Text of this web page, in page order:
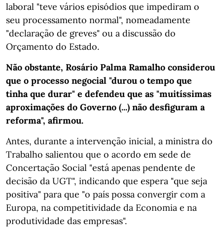
laboral "teve vários episódios que impediram o
seu processamento normal", nomeadamente
"declaração de greves" ou a discussão do
Orçamento do Estado.
Não obstante, Rosário Palma Ramalho considerou
que o processo negocial "durou o tempo que
tinha que durar" e defendeu que as "muitíssimas
aproximações do Governo (...) não desfiguram a
reforma", afirmou.
Antes, durante a intervenção inicial, a ministra do
Trabalho salientou que o acordo em sede de
Concertação Social "está apenas pendente de
decisão da UGT", indicando que espera "que seja
positiva" para que "o país possa convergir com a
Europa, na competitividade da Economia e na
produtividade das empresas".